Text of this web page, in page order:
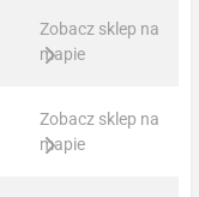
Zobacz sklep na
mapie
Zobacz sklep na
mapie